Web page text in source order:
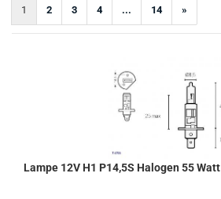
1 2 3 4 ... 14 »
Lampe 12V H1 P14,5S Halogen 55 Watt